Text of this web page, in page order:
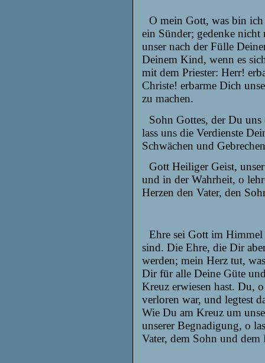
O mein Gott, was bin
ein Sünder; gedenke nicht
unser nach der Fülle
Deinem Kind, wenn es
mit dem Priester: Herr!
Christe! erbarme Dich
zu machen.
Sohn Gottes, derDu uns
lass uns die Verdienste
Schwächen und
Gott Heiliger Geist,
und in der Wahrheit, o
Herzen den Vater, den
Ehre sei Gott im Himmel
sind. Die Ehre, die Dir
werden; mein Herz tut,
Dir für alle Deine Güte
Kreuz erwiesen hast. Du,
verloren war, und legtest
Wie Du am Kreuz um
unserer Begnadigung, o
Vater, dem Sohn und